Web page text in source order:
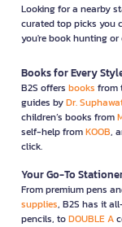
Looking for a nearby
curated top picks you
you're book hunting
Books for Every
B2S offers books from
guides byDr.
children’s books from
self-help fromKOOB,
click.
Your Go-To
From premium pens
supplies, B2S has it
pencils, toDOUBLE A